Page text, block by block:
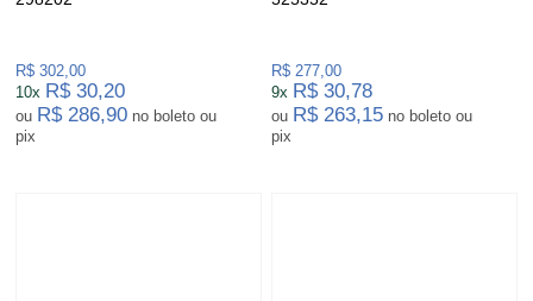
R$ 302,00
10x R$ 30,20
ou R$ 286,90 no boleto ou
pix
R$ 277,00
9x R$ 30,78
ou R$ 263,15 no boleto ou
pix